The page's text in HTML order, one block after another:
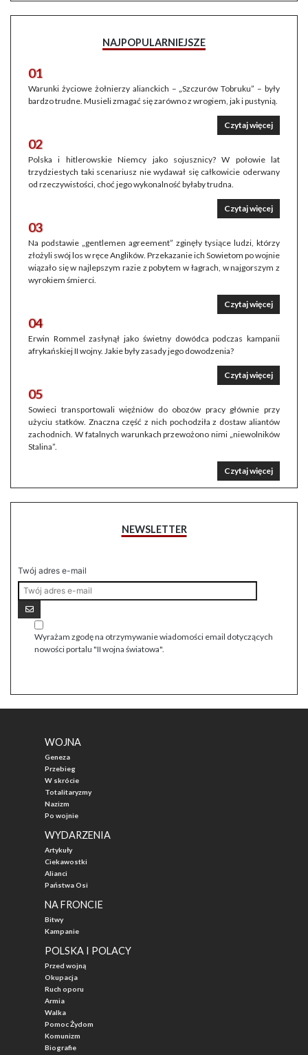
NAJPOPULARNIEJSZE
01
Warunki życiowe żołnierzy alianckich – „Szczurów Tobruku” – były
bardzo trudne. Musieli zmagać się zarówno z wrogiem, jak i pustynią.
Czytaj więcej
02
Polska i hitlerowskie Niemcy jako sojusznicy? W połowie lat
trzydziestych taki scenariusz nie wydawał się całkowicie oderwany
od rzeczywistości, choć jego wykonalność byłaby trudna.
Czytaj więcej
03
Na podstawie „gentlemen agreement” zginęły tysiące ludzi, którzy
złożyli swój los w ręce Anglików. Przekazanie ich Sowietom po wojnie
wiązało się w najlepszym razie z pobytem w łagrach, w najgorszym z
wyrokiem śmierci.
Czytaj więcej
04
Erwin Rommel zasłynął jako świetny dowódca podczas kampanii
afrykańskiej II wojny. Jakie były zasady jego dowodzenia?
Czytaj więcej
05
Sowieci transportowali więźniów do obozów pracy głównie przy
użyciu statków. Znaczna część z nich pochodziła z dostaw aliantów
zachodnich. W fatalnych warunkach przewożono nimi „niewolników
Stalina”.
Czytaj więcej
NEWSLETTER
Twój adres e-mail
Wyrażam zgodę na otrzymywanie wiadomości email dotyczących
nowości portalu "II wojna światowa".
WOJNA
Geneza
Przebieg
W skrócie
Totalitaryzmy
Nazizm
Po wojnie
WYDARZENIA
Artykuły
Ciekawostki
Alianci
Państwa Osi
NA FRONCIE
Bitwy
Kampanie
POLSKA I POLACY
Przed wojną
Okupacja
Ruch oporu
Armia
Walka
Pomoc Żydom
Komunizm
Biografie